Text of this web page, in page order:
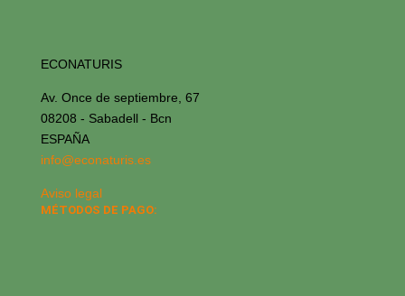
ECONATURIS
Av. Once de septiembre, 67
08208 - Sabadell - Bcn
ESPAÑA
info@econaturis.es
Aviso legal
MÉTODOS DE PAGO: